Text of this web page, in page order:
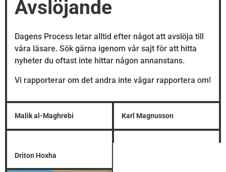
Avslöjande
Dagens Process letar alltid efter något att avslöja till
våra läsare. Sök gärna igenom vår sajt för att hitta
nyheter du oftast inte hittar någon annanstans.
Vi rapporterar om det andra inte vågar rapportera om!
Malik al-Maghrebi Karl Magnusson
Driton Hoxha